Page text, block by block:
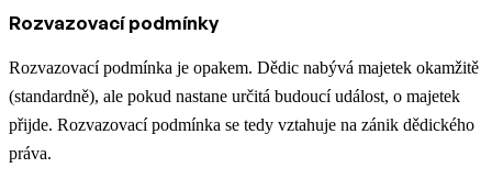
Rozvazovací podmínky
Rozvazovací podmínka je opakem. Dědic nabývá majetek okamžitě
(standardně), ale pokud nastane určitá budoucí událost, o majetek
přijde. Rozvazovací podmínka se tedy vztahuje na zánik dědického
práva.